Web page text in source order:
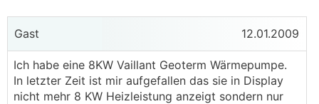
Gast 12.01.2009
Ich habe eine 8KW Vaillant Geoterm Wärmepumpe.
In letzter Zeit ist mir aufgefallen das sie in Display
nicht mehr 8 KW Heizleistung anzeigt sondern nur